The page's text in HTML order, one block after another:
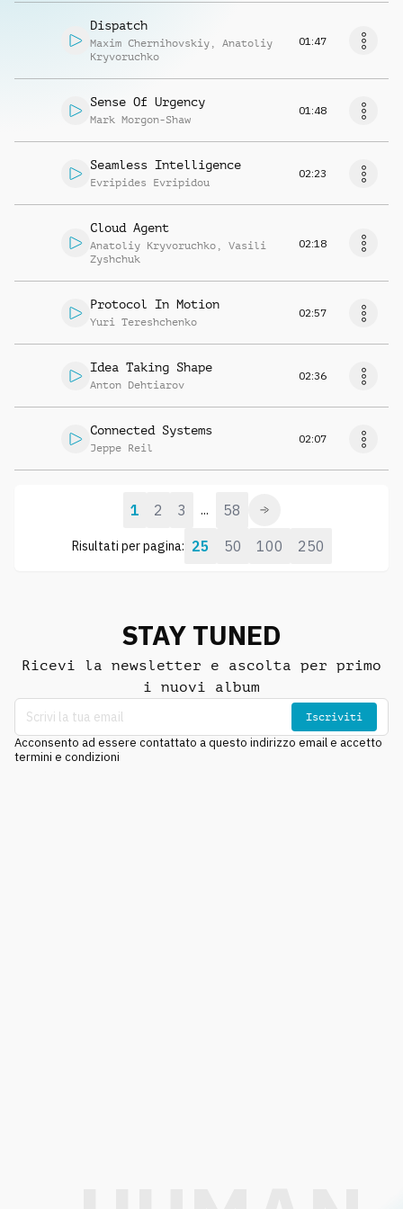
Dispatch
Maxim Chernihovskiy , Anatoliy
Kryvoruchko
01:47
Sense Of Urgency
Mark Morgon-Shaw
01:48
Seamless Intelligence
Evripides Evripidou
02:23
Cloud Agent
Anatoliy Kryvoruchko , Vasili
Zyshchuk
02:18
Protocol In Motion
Yuri Tereshchenko
02:57
Idea Taking Shape
Anton Dehtiarov
02:36
Connected Systems
Jeppe Reil
02:07
Risultati per pagina: 25 50 100 250
1 2 3 ... 58
STAY TUNED
Ricevi la newsletter e ascolta per primo
i nuovi album
Iscriviti
Acconsento ad essere contattato a questo indirizzo email e accetto
termini e condizioni